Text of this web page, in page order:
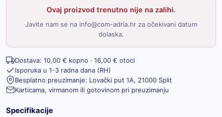
Ovaj proizvod trenutno nije na zalihi.
Javite nam se na info@com-adria.hr za očekivani datum
dolaska.
Dostava: 10,00 € kopno · 16,00 € otoci
Isporuka u 1-3 radna dana (RH)
Besplatno preuzimanje: Lovački put 1A, 21000 Split
Karticama, virmanom ili gotovinom pri preuzimanju
Specifikacije